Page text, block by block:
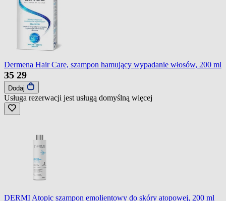
Dermena Hair Care, szampon hamujący wypadanie włosów, 200 ml
35 29
Dodaj
Usługa rezerwacji jest usługą domyślną więcej
DERMI Atopic szampon emolientowy do skóry atopowej, 200 ml